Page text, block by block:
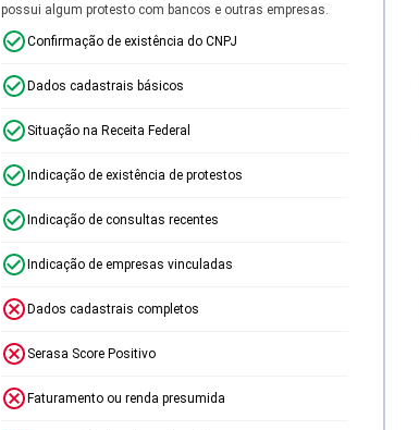
possui algum protesto com bancos e outras empresas.
Confirmação de existência do CNPJ
Dados cadastrais básicos
Situação na Receita Federal
Indicação de existência de protestos
Indicação de consultas recentes
Indicação de empresas vinculadas
Dados cadastrais completos
Serasa Score Positivo
Faturamento ou renda presumida